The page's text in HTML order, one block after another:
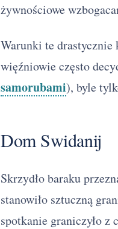
żywnościowe
Warunki te drastycznie
więźniowie często
samorubami), byle
Dom Swidanij
Skrzydło baraku
stanowiło sztuczną
spotkanie graniczyło z